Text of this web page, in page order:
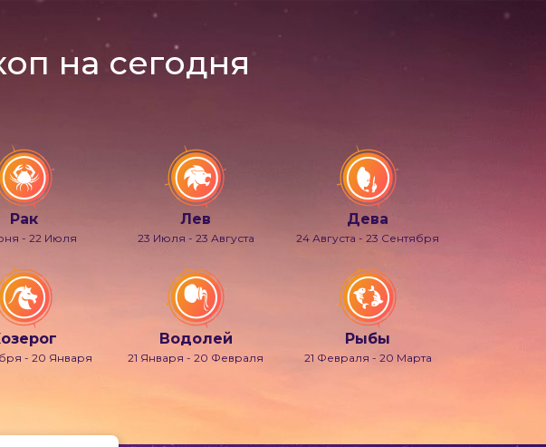
на сегодня
Рак
- 22 Июля
Лев
23 Июля - 23 Августа
Дева
24 Августа - 23 Сентября
- 20 Января
Водолей
21 Января - 20 Февраля
Рыбы
21 Февраля - 20 Марта